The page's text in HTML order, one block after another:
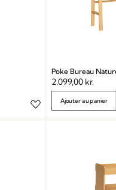
Poke Bureau
2.099,00 kr.
Ajouter au panier